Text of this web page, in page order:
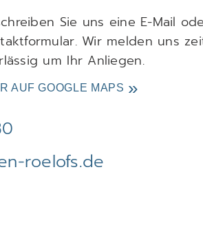
Sie uns eine E-Mail
Wir melden uns
um Ihr Anliegen.
AUF GOOGLE MAPS
roelofs.de